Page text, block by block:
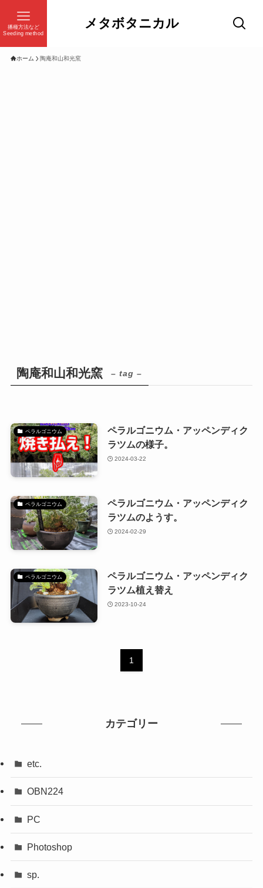
メタボタニカル
播種方法など
Seeding method
ホーム 陶庵和山和光窯
陶庵和山和光窯 – tag –
ペラルゴニウム
ペラルゴニウム・アッペンディク
ラツムの様子。
2024-03-22
ペラルゴニウム
ペラルゴニウム・アッペンディク
ラツムのようす。
2024-02-29
ペラルゴニウム
ペラルゴニウム・アッペンディク
ラツム植え替え
2023-10-24
1
カテゴリー
etc.
OBN224
PC
Photoshop
sp.